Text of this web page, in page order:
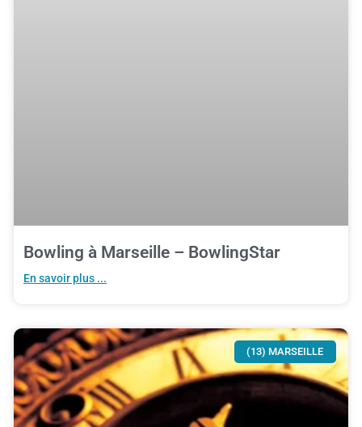
Bowling à Marseille – BowlingStar
En savoir plus ...
(13) MARSEILLE